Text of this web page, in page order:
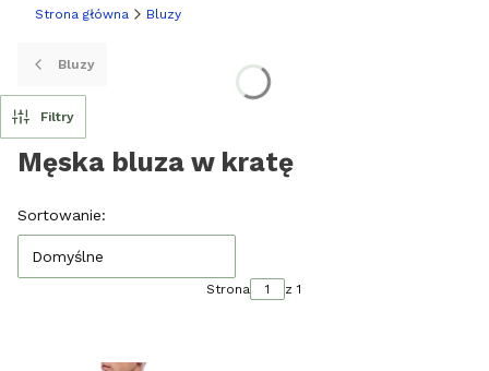
Strona główna Bluzy
Bluzy
Filtry
Męska bluza w kratę
Lista produktów
Sortowanie:
Domyślne
Strona z 1